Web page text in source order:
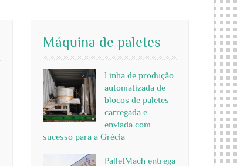
Máquina de paletes
Linha de produção
automatizada de
blocos de paletes
carregada e
enviada com
sucesso para a Grécia
PalletMach entrega